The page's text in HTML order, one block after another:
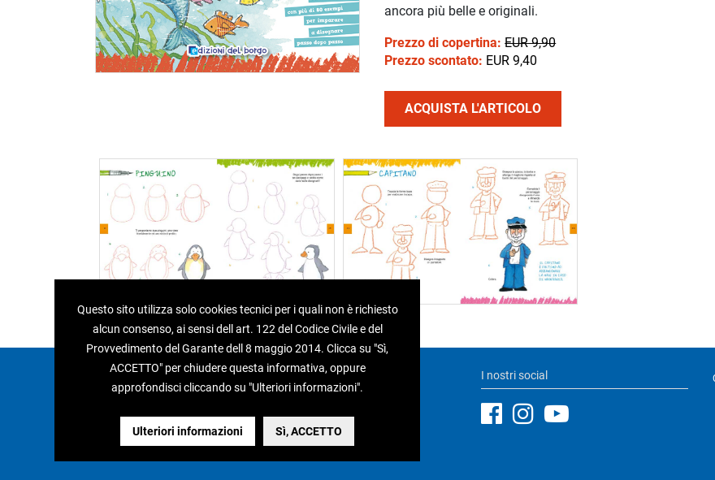
ancora più belle e originali.
Prezzo di copertina: EUR 9,90
Prezzo scontato: EUR 9,40
ACQUISTA L'ARTICOLO
Edizioni del Borgo s.r.l.
Via Caduti di Reggio Emilia, 15
Tel 051.75.33.58 / 75.14.39 - Fax 051.75.26.37
P.IVA 01876071208
I nostri social
Questo sito utilizza solo cookies tecnici per i quali non è richiesto
alcun consenso, ai sensi dell art. 122 del Codice Civile e del
Provvedimento del Garante dell 8 maggio 2014. Clicca su "Sì,
ACCETTO" per chiudere questa informativa, oppure
approfondisci cliccando su "Ulteriori informazioni".
Ulteriori informazioni Sì, ACCETTO